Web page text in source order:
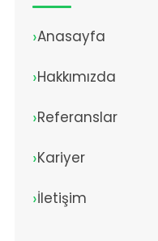
Anasayfa
Hakkımızda
Referanslar
Kariyer
İletişim